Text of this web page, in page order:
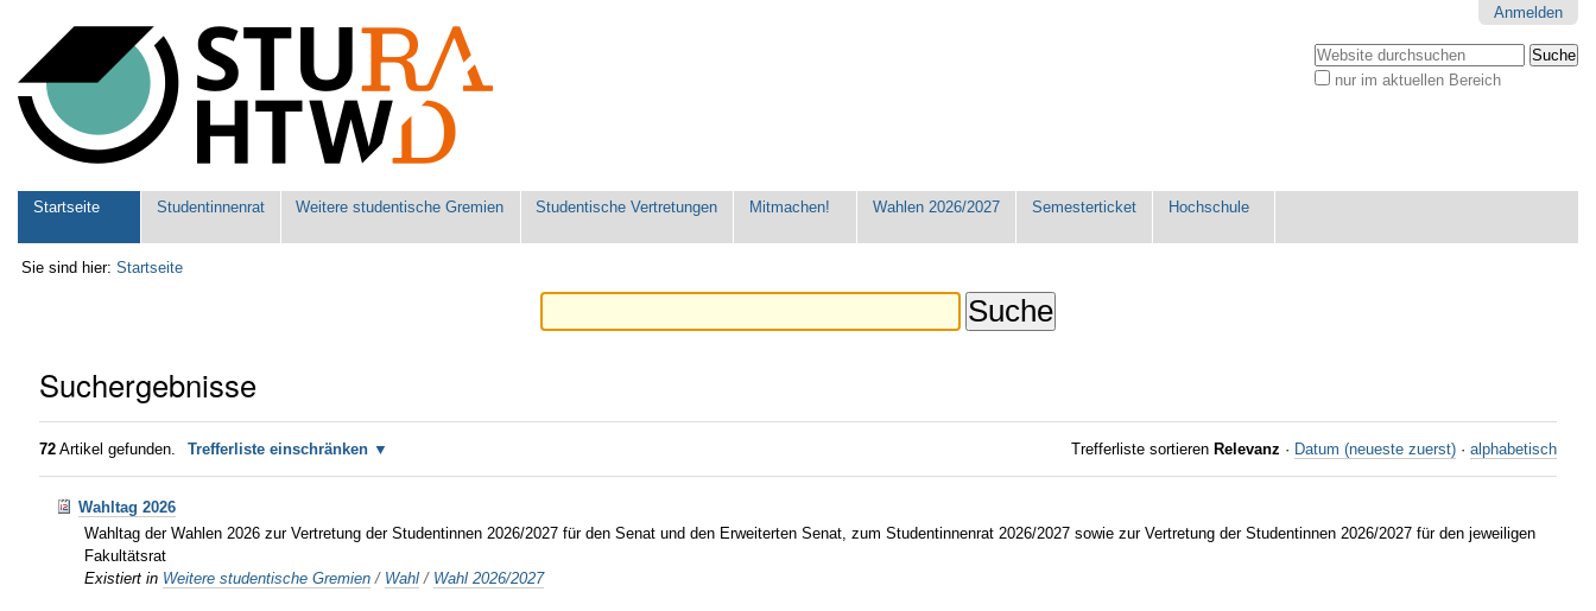
Werkzeuge
Anmelden
Website durchsuchen
nur im aktuellen Bereich
Sektionen
Startseite Studentinnenrat Weitere studentische Gremien Studentische Vertretungen Mitmachen! Wahlen 2026/2027 Semesterticket Hochschule
Sie sind hier: Startseite
Suchergebnisse
72 Artikel gefunden. Trefferliste einschränken Trefferliste sortieren Relevanz · Datum (neueste zuerst) · alphabetisch
Wahltag 2026
Wahltag der Wahlen 2026 zur Vertretung der Studentinnen 2026/2027 für den Senat und den Erweiterten Senat, zum Studentinnenrat 2026/2027 sowie zur Vertretung der Studentinnen 2026/2027 für den jeweiligen
Fakultätsrat
Existiert in Weitere studentische Gremien / Wahl / Wahl 2026/2027